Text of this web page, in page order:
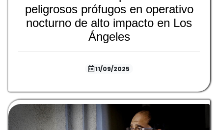
peligrosos prófugos en operativo
nocturno de alto impacto en Los
Ángeles
11/09/2025